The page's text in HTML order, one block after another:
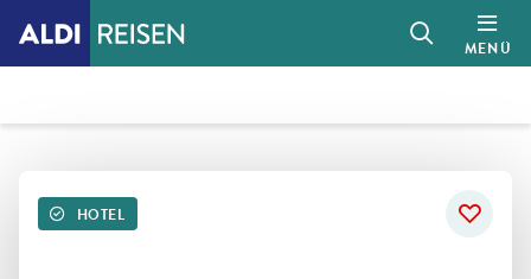
MENÜ
HOTEL